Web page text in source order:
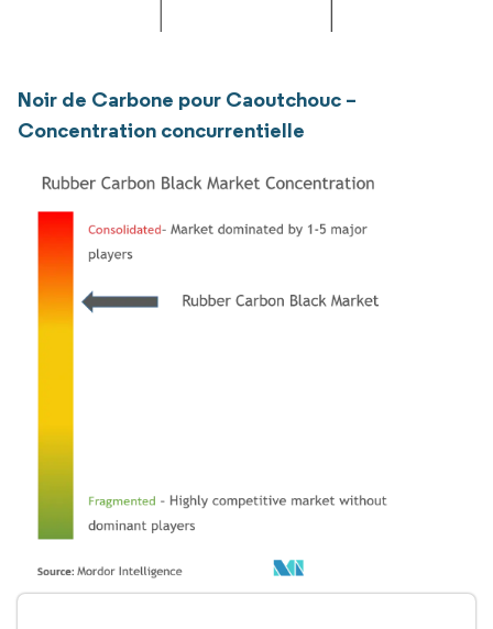
Noir de Carbone pour Caoutchouc –
Concentration concurrentielle